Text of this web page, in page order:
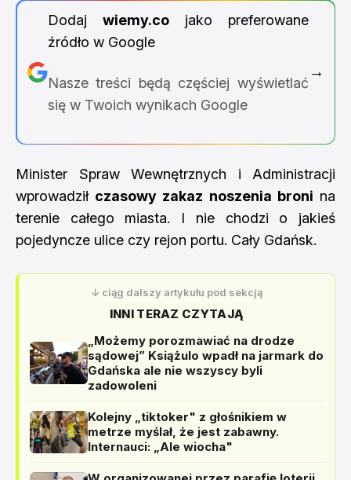
Dodaj wiemy.cojako preferowane
źródło w Google
Nasze treści będą częściej wyświetlać
się w Twoich wynikach Google
→
Minister Spraw Wewnętrznych i Administracji
wprowadził czasowy zakaz noszenia broni na
terenie całego miasta. I nie chodzi o jakieś
pojedyncze ulice czy rejon portu. Cały Gdańsk.
↓ ciąg dalszy artykułu pod sekcją
INNI TERAZ CZYTAJĄ
„Możemy porozmawiać na drodze
sądowej” Książulo wpadł na jarmark do
Gdańska ale nie wszyscy byli
zadowoleni
Kolejny „tiktoker" z głośnikiem w
metrze myślał, że jest zabawny.
Internauci: „Ale wiocha"